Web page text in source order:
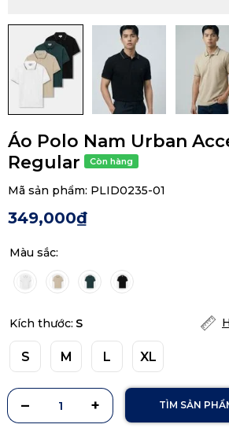
Áo Polo Nam Urban
Regular
Mã sản phẩm: PLID0235-01
349,000₫
Màu sắc:
Kích thước: S
S M L XL
TÌM SẢN